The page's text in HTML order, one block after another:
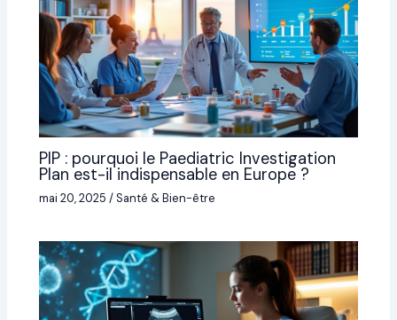
PIP : pourquoi le Paediatric Investigation
Plan est-il indispensable en Europe ?
mai 20, 2025/Santé & Bien-être